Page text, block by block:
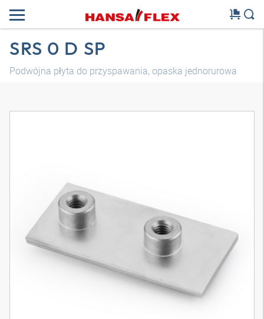
SRS 0 D SP
Podwójna płyta do przyspawania, opaska jednorurowa